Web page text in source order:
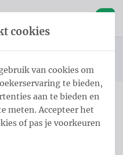
⌀ 114-60/3 White
Lier 8,0 m -
cookies
van cookies om
te bieden,
aan te bieden en
meten. Accepteer het
of pas je voorkeuren